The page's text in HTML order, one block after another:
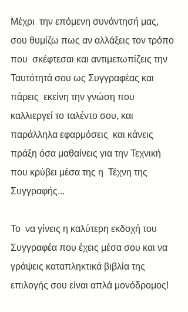
Μέχρι  την επόμενη συνάντησή μας,
σου θυμίζω πως αν αλλάξεις τον τρόπο
που  σκέφτεσαι και αντιμετωπίζεις την
Ταυτότητά σου ως Συγγραφέας και
πάρεις  εκείνη την γνώση που
καλλιεργεί το ταλέντο σου, και
παράλληλα εφαρμόσεις  και κάνεις
πράξη όσα μαθαίνεις για την Τεχνική
που κρύβει μέσα της η  Τέχνη της
Συγγραφής...
Το  να γίνεις η καλύτερη εκδοχή του
Συγγραφέα που έχεις μέσα σου και να
γράψεις καταπληκτικά βιβλία της
επιλογής σου είναι απλά μονόδρομος!